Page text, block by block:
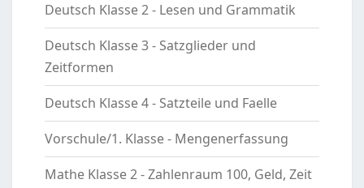
Deutsch Klasse 2 - Lesen und Grammatik
Deutsch Klasse 3 - Satzglieder und
Zeitformen
Deutsch Klasse 4 - Satzteile und Faelle
Vorschule/1. Klasse - Mengenerfassung
Mathe Klasse 2 - Zahlenraum 100, Geld, Zeit